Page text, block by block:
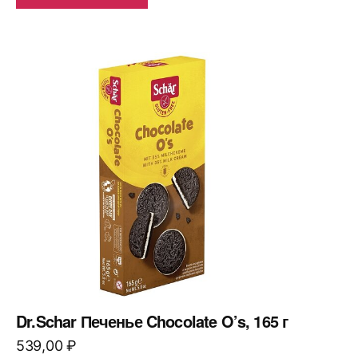
Dr.Schar Печенье Chocolate O’s, 165 г
539,00₽